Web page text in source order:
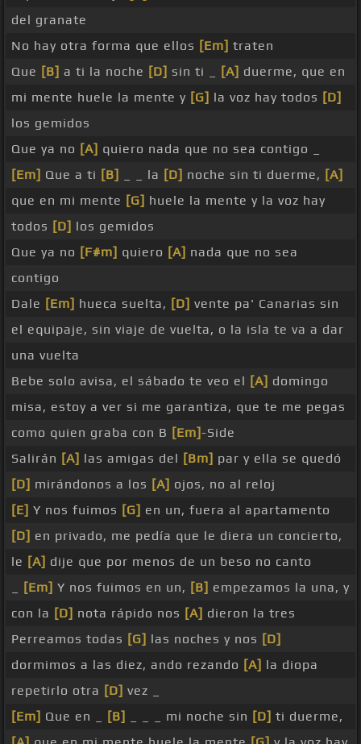
del granate
No hay otra forma que ellos [Em] traten
Que [B] a ti la noche [D] sin ti _ [A] duerme, que en
mi mente huele la mente y [G] la voz hay todos [D]
los gemidos
Que ya no [A] quiero nada que no sea contigo _
[Em] Que a ti [B] _ _ la [D] noche sin ti duerme, [A]
que en mi mente [G] huele la mente y la voz hay
todos [D] los gemidos
Que ya no [F#m] quiero [A] nada que no sea
contigo
Dale [Em] hueca suelta, [D] vente pa' Canarias sin
el equipaje, sin viaje de vuelta, o la isla te va a dar
una vuelta
Bebe solo avisa, el sábado te veo el [A] domingo
misa, estoy a ver si me garantiza, que te me pegas
como quien graba con B [Em]-Side
Salirán [A] las amigas del [Bm] par y ella se quedó
[D] mirándonos a los [A] ojos, no al reloj
[E] Y nos fuimos [G] en un, fuera al apartamento
[D] en privado, me pedía que le diera un concierto,
le [A] dije que por menos de un beso no canto
[Em] Y nos fuimos en un, [B] empezamos la una, y
con la [D] nota rápido nos [A] dieron la tres
Perreamos todas [G] las noches y nos [D]
dormimos a las diez, ando rezando [A] la diopa
repetirlo otra [D] vez _
[Em] Que en _ [B] _ _ _ mi noche sin [D] ti duerme,